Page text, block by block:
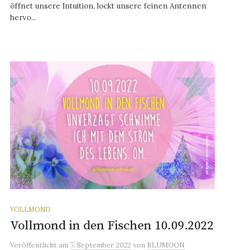
öffnet unsere Intuition, lockt unsere feinen Antennen
hervo...
VOLLMOND
Vollmond in den Fischen 10.09.2022
Veröffentlicht am 7. September 2022 von BLUMOON